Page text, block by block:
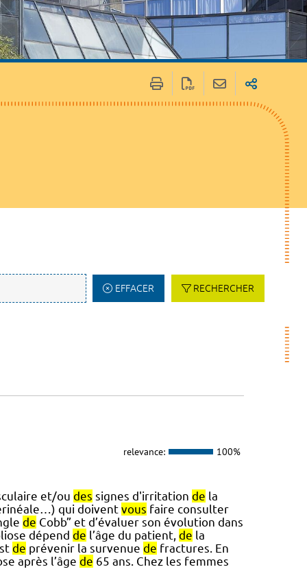
EFFACER RECHERCHER
relevance: 100%
et/ou des signes d'irritation de la
qui doivent vous faire consulter
de Cobb” et d’évaluer son évolution dans
dépend de l’âge du patient, de la
de prévenir la survenue de fractures. En
après l’âge de 65 ans. Chez les femmes